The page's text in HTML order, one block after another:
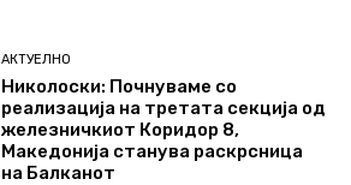
АКТУЕЛНО
Николоски: Почнуваме со
реализација на третата секција од
железничкиот Коридор 8,
Македонија станува раскрсница
на Балканот